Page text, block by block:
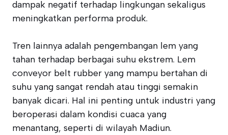
dampak negatif terhadap lingkungan sekaligus
meningkatkan performa produk.
Tren lainnya adalah pengembangan lem yang
tahan terhadap berbagai suhu ekstrem. Lem
conveyor belt rubber yang mampu bertahan di
suhu yang sangat rendah atau tinggi semakin
banyak dicari. Hal ini penting untuk industri yang
beroperasi dalam kondisi cuaca yang
menantang, seperti di wilayah Madiun.